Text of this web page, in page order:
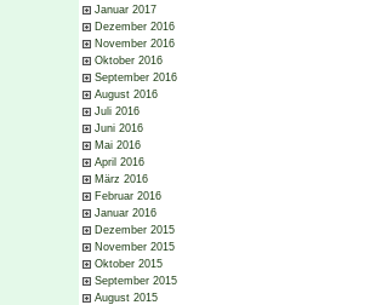
Januar 2017
Dezember 2016
November 2016
Oktober 2016
September 2016
August 2016
Juli 2016
Juni 2016
Mai 2016
April 2016
März 2016
Februar 2016
Januar 2016
Dezember 2015
November 2015
Oktober 2015
September 2015
August 2015